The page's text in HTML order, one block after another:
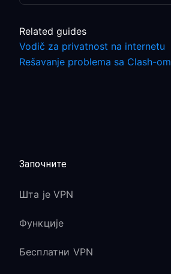
Related guides
Vodič za privatnost na internetu
Rešavanje problema sa Clash-om
Започните
Шта је VPN
Функције
Бесплатни VPN